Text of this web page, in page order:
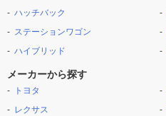
ハッチバック
ステーションワゴン
ハイブリッド
メーカーから探す
トヨタ
レクサス